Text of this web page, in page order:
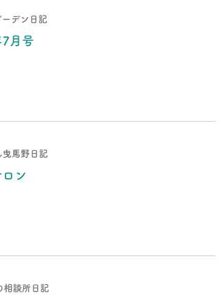
ーデン日記
7月号
曳馬野日記
ン
相談所日記